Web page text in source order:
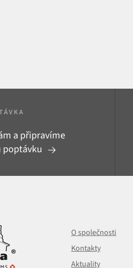
a připravíme
poptávku
O společnosti
Kontakty
Aktuality